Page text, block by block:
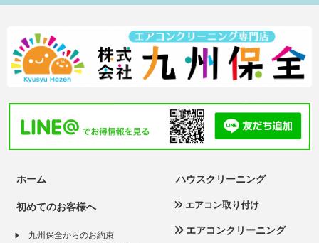
ホーム
初めてのお客様へ
九州保全からのお約束
ハウスクリーニング
エアコン取り付け
エアコンクリーニング